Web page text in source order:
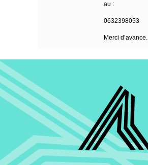
au :
0632398053
Merci d’avance.